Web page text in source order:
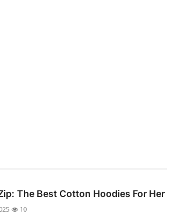
The Best Cotton Hoodies For Her
10